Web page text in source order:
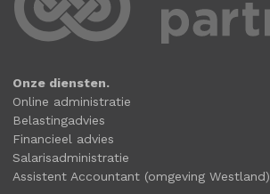
Onze diensten.
Online administratie
Belastingadvies
Financieel advies
Salarisadministratie
Assistent Accountant (omgeving Westland)